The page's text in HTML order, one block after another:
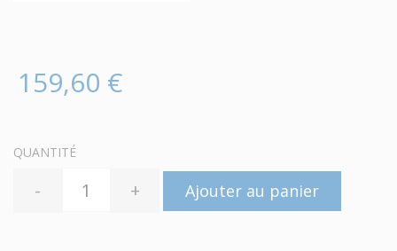
159,60 €
QUANTITÉ
- + Ajouter au panier